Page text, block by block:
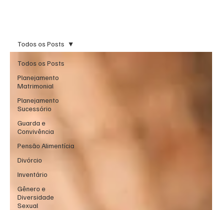
Todos os Posts
Planejamento
Matrimonial
Planejamento
Sucessório
Guarda e
Convivência
Pensão Alimentícia
Divórcio
Inventário
Gênero e
Diversidade
Sexual
Todos os Posts